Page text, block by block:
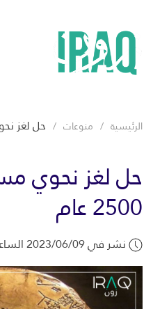
الرئيسية منوعات حل لغز
حل لغز نحوي
2500 عام
نشر في 2023/06/09 الساعة 7:35 ص